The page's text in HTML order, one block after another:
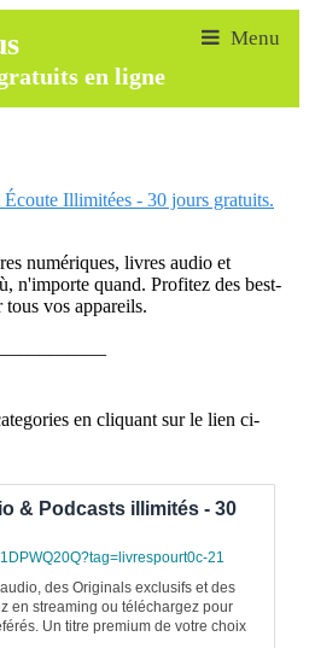
en ligne
Illimitées - 30 jours gratuits.
numériques, livres audio et
n'importe quand. Profitez des best-
tous vos appareils.
en cliquant sur le lien ci-
& Podcasts illimités - 30
21
des Originals exclusifs et des
en streaming ou téléchargez pour
Un titre premium de votre choix